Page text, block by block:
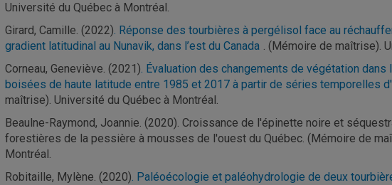
Université du Québec à Montréal.
Girard, Camille. (2022). Réponse des tourbières à pergélisol face au
gradient latitudinal au Nunavik, dans l’est du Canada . (Mémoire de maîtrise).
Corneau, Geneviève. (2021). Évaluation des changements de végétation
boisées de haute latitude entre 1985 et 2017 à partir de séries temporelles
maîtrise). Université du Québec à Montréal.
Beaulne-Raymond, Joannie. (2020). Croissance de l'épinette noire et
forestières de la pessière à mousses de l'ouest du Québec. (Mémoire de
Montréal.
Robitaille, Mylène. (2020). Paléoécologie et paléohydrologie de deux